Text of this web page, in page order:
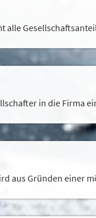
alle
in die Firma
aus Gründen einer